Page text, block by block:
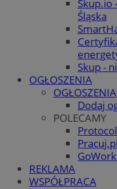
Skup.io
Śląska
Skup -
OGŁOSZENIA
OGŁOSZENIA
Dodaj
POLECAMY
REKLAMA
WSPÓŁPRACA